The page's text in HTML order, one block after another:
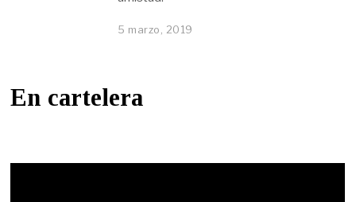
5 marzo, 2019
En cartelera